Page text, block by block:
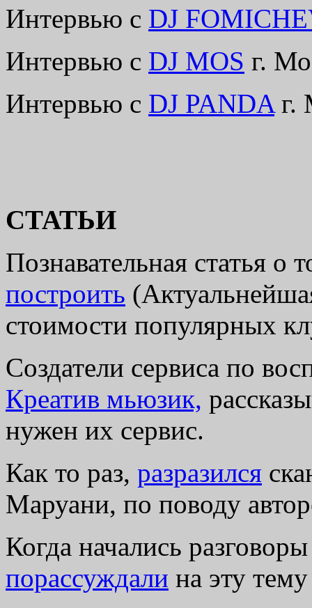
Интервью с DJ
Интервью с DJ MOS г.
Интервью с DJ PANDA г.
СТАТЬИ
Познавательная статья о
построить
стоимости популярных
Создатели сервиса по
Креатив мьюзик,
нужен их сервис.
Как то раз, разразился
Маруани, по поводу
Когда начались
порассуждали на эту